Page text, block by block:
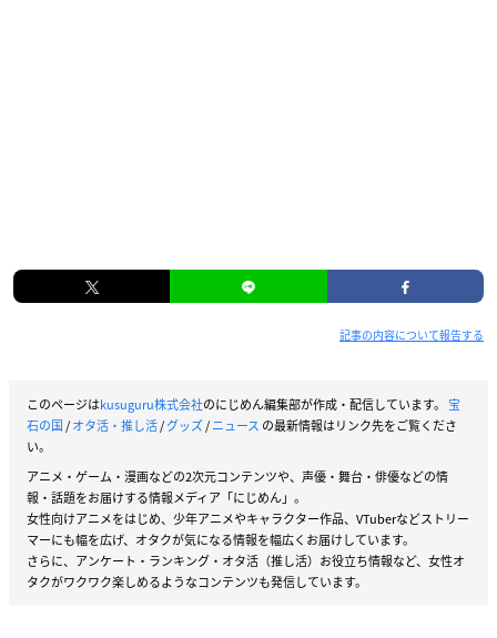
記事の内容について報告する
このページはkusuguru株式会社のにじめん編集部が作成・配信しています。 宝
石の国/オタ活・推し活/グッズ/ニュース の最新情報はリンク先をご覧くださ
い。
アニメ・ゲーム・漫画などの2次元コンテンツや、声優・舞台・俳優などの情
報・話題をお届けする情報メディア「にじめん」。
女性向けアニメをはじめ、少年アニメやキャラクター作品、VTuberなどストリー
マーにも幅を広げ、オタクが気になる情報を幅広くお届けしています。
さらに、アンケート・ランキング・オタ活（推し活）お役立ち情報など、女性オ
タクがワクワク楽しめるようなコンテンツも発信しています。